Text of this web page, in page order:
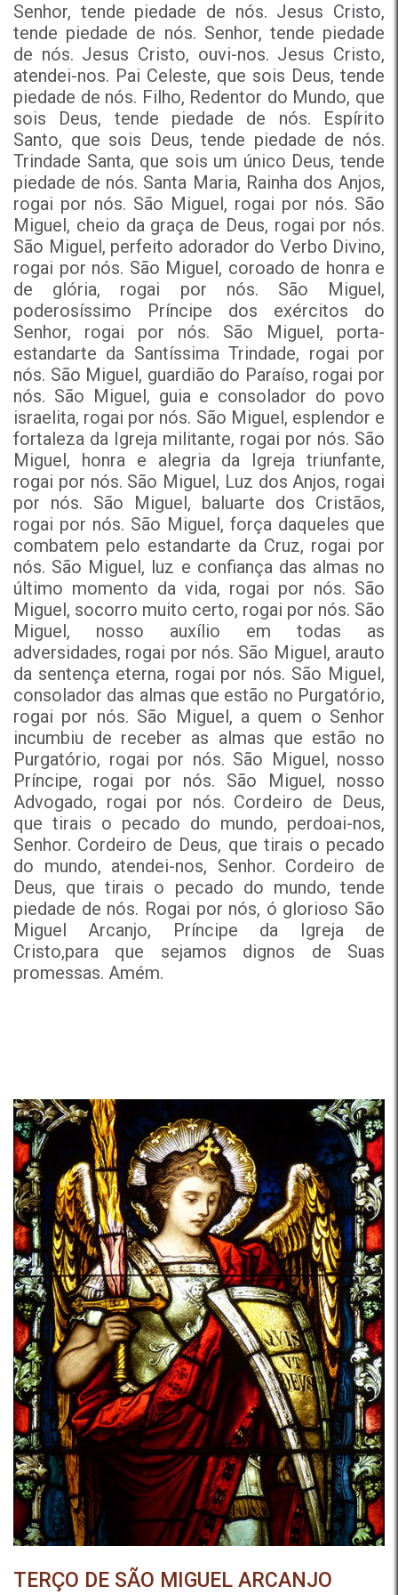
Senhor, tende piedade de nós. Jesus Cristo,
tende piedade de nós. Senhor, tende piedade
de nós. Jesus Cristo, ouvi-nos. Jesus Cristo,
atendei-nos. Pai Celeste, que sois Deus, tende
piedade de nós. Filho, Redentor do Mundo, que
sois Deus, tende piedade de nós. Espírito
Santo, que sois Deus, tende piedade de nós.
Trindade Santa, que sois um único Deus, tende
piedade de nós. Santa Maria, Rainha dos Anjos,
rogai por nós. São Miguel, rogai por nós. São
Miguel, cheio da graça de Deus, rogai por nós.
São Miguel, perfeito adorador do Verbo Divino,
rogai por nós. São Miguel, coroado de honra e
de glória, rogai por nós. São Miguel,
poderosíssimo Príncipe dos exércitos do
Senhor, rogai por nós. São Miguel, porta-
estandarte da Santíssima Trindade, rogai por
nós. São Miguel, guardião do Paraíso, rogai por
nós. São Miguel, guia e consolador do povo
israelita, rogai por nós. São Miguel, esplendor e
fortaleza da Igreja militante, rogai por nós. São
Miguel, honra e alegria da Igreja triunfante,
rogai por nós. São Miguel, Luz dos Anjos, rogai
por nós. São Miguel, baluarte dos Cristãos,
rogai por nós. São Miguel, força daqueles que
combatem pelo estandarte da Cruz, rogai por
nós. São Miguel, luz e confiança das almas no
último momento da vida, rogai por nós. São
Miguel, socorro muito certo, rogai por nós. São
Miguel, nosso auxílio em todas as
adversidades, rogai por nós. São Miguel, arauto
da sentença eterna, rogai por nós. São Miguel,
consolador das almas que estão no Purgatório,
rogai por nós. São Miguel, a quem o Senhor
incumbiu de receber as almas que estão no
Purgatório, rogai por nós. São Miguel, nosso
Príncipe, rogai por nós. São Miguel, nosso
Advogado, rogai por nós. Cordeiro de Deus,
que tirais o pecado do mundo, perdoai-nos,
Senhor. Cordeiro de Deus, que tirais o pecado
do mundo, atendei-nos, Senhor. Cordeiro de
Deus, que tirais o pecado do mundo, tende
piedade de nós. Rogai por nós, ó glorioso São
Miguel Arcanjo, Príncipe da Igreja de
Cristo,para que sejamos dignos de Suas
promessas. Amém.
TERÇO DE SÃO MIGUEL ARCANJO